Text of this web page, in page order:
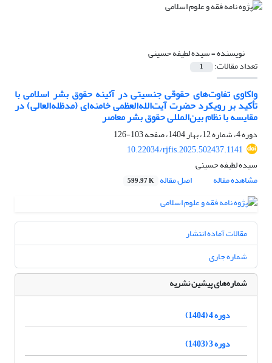
نویسنده =سیده لطیفه حسینی
تعداد مقالات: 1
واکاوی تفاوت‌های حقوقی جنسیتی در آئینه حقوق بشر اسلامی با
تأکید بر رویکرد حضرت آیت‌الله‌العظمی خامنه‌ای (مدظله‌العالی) در
مقایسه با نظام بین‌المللی حقوق بشر معاصر
دوره 4، شماره 12، بهار 1404، صفحه
103-126
10.22034/rjfis.2025.502437.1141
سیده لطیفه حسینی
مشاهده مقاله
اصل مقاله 599.97 K
مقالات آماده انتشار
شماره جاری
شماره‌های پیشین نشریه
دوره 4 (1404)
دوره 3 (1403)